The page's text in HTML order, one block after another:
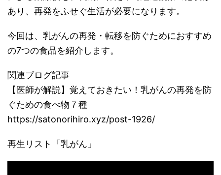
あり、再発をふせぐ生活が必要になります。
今回は、乳がんの再発・転移を防ぐためにおすすめ
の7つの食品を紹介します。
関連ブログ記事
【医師が解説】覚えておきたい！乳がんの再発を防
ぐための食べ物７種
https://satonorihiro.xyz/post-1926/
再生リスト「乳がん」